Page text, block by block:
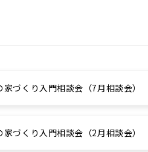
づくり入門相談会（7月相談会）
づくり入門相談会（2月相談会）